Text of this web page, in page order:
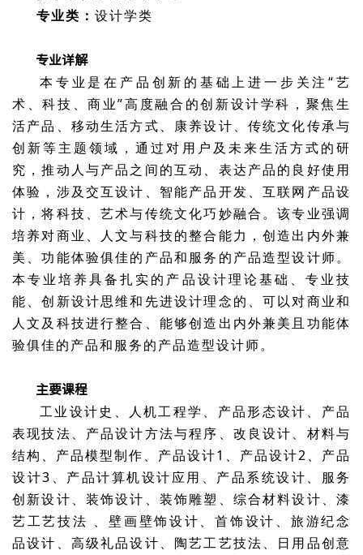
专业类： 设计学类
专业详解
本专业是在产品创新的基础上进一步关注“艺
术、科技、商业”高度融合的创新设计学科，聚焦生
活产品、移动生活方式、康养设计、传统文化传承与
创新等主题领域，通过对用户及未来生活方式的研
究，推动人与产品之间的互动、表达产品的良好使用
体验，涉及交互设计、智能产品开发、互联网产品设
计，将科技、艺术与传统文化巧妙融合。该专业强调
培养对商业、人文与科技的整合能力，创造出内外兼
美、功能体验俱佳的产品和服务的产品造型设计师。
本专业培养具备扎实的产品设计理论基础、专业技
能、创新设计思维和先进设计理念的、可以对商业和
人文及科技进行整合、能够创造出内外兼美且功能体
验俱佳的产品和服务的产品造型设计师。
主要课程
工业设计史、人机工程学、产品形态设计、产品
表现技法、产品设计方法与程序、改良设计、材料与
结构、产品模型制作、产品设计1、产品设计2、产品
设计3、产品计算机设计应用、产品系统设计、服务
创新设计、装饰设计、装饰雕塑、综合材料设计、漆
艺工艺技法 、壁画壁饰设计、首饰设计、旅游纪念
品设计、高级礼品设计、陶艺工艺技法、日用品创意